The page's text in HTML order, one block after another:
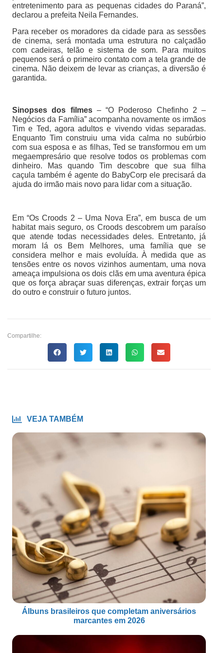
entretenimento para as pequenas cidades do Paraná”,
declarou a prefeita Neila Fernandes.
Para receber os moradores da cidade para as sessões
de cinema, será montada uma estrutura no calçadão
com cadeiras, telão e sistema de som. Para muitos
pequenos será o primeiro contato com a tela grande de
cinema. Não deixem de levar as crianças, a diversão é
garantida.
Sinopses dos filmes– “O Poderoso Chefinho 2 –
Negócios da Família” acompanha novamente os irmãos
Tim e Ted, agora adultos e vivendo vidas separadas.
Enquanto Tim construiu uma vida calma no subúrbio
com sua esposa e as filhas, Ted se transformou em um
megaempresário que resolve todos os problemas com
dinheiro. Mas quando Tim descobre que sua filha
caçula também é agente do BabyCorp ele precisará da
ajuda do irmão mais novo para lidar com a situação.
Em “Os Croods 2 – Uma Nova Era”, em busca de um
habitat mais seguro, os Croods descobrem um paraíso
que atende todas necessidades deles. Entretanto, já
moram lá os Bem Melhores, uma família que se
considera melhor e mais evoluída. À medida que as
tensões entre os novos vizinhos aumentam, uma nova
ameaça impulsiona os dois clãs em uma aventura épica
que os força abraçar suas diferenças, extrair forças um
do outro e construir o futuro juntos.
Compartilhe:
VEJA TAMBÉM
Álbuns brasileiros que completam aniversários
marcantes em 2026